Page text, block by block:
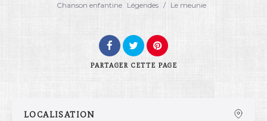
Chanson enfantine
Légendes / Le meunie
PARTAGER CETTE PAGE
LOCALISATION